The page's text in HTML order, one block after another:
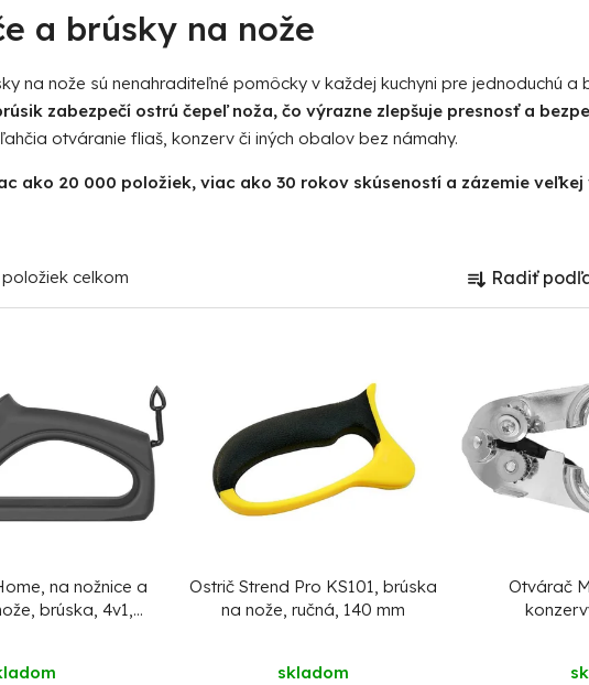
a brúsky na nože
na nože sú nenahraditeľné pomôcky v každej kuchyni pre jednoduchú a
zabezpečí ostrú čepeľ noža, čo výrazne zlepšuje presnosť a
otváranie fliaš, konzerv či iných obalov bez námahy.
ako 20 000 položiek, viac ako 30 rokov skúseností a zázemie
položiek celkom
R
a
i
e
p
Radiť
na nožnice a
brúska, 4v1,
Ostrič Strend Pro KS101, brúska
na nože, ručná, 140 mm
skladom
Otvárač